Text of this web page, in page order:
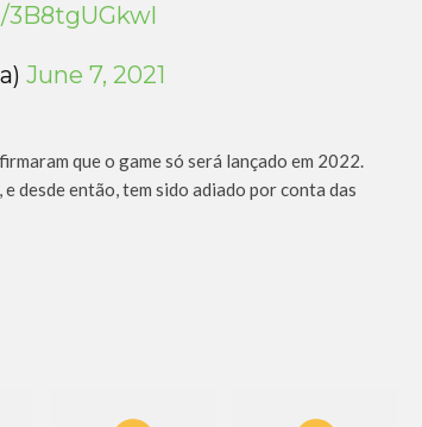
June 7, 2021
que o game só será lançado em 2022.
desde então, tem sido adiado por conta das